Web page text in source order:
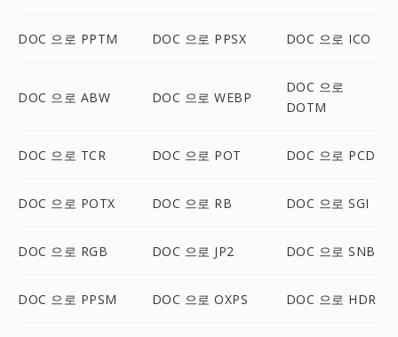
DOC 으로 PPTM DOC 으로 PPSX DOC 으로 ICO
DOC 으로 ABW DOC 으로 WEBP
DOC 으로
DOTM
DOC 으로 TCR DOC 으로 POT DOC 으로 PCD
DOC 으로 POTX DOC 으로 RB DOC 으로 SGI
DOC 으로 RGB DOC 으로 JP2 DOC 으로 SNB
DOC 으로 PPSM DOC 으로 OXPS DOC 으로 HDR